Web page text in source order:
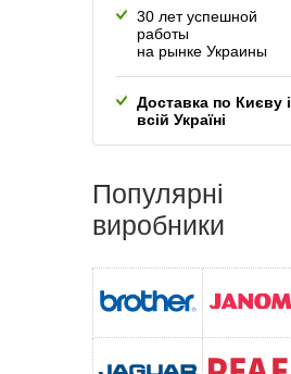
30 лет успешной
работы
на рынке Украины
Доставка по Києву і
всій Україні
Популярні
виробники